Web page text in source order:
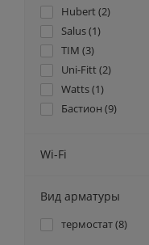
Hubert (2)
Salus (1)
TIM (3)
Uni-Fitt (2)
Watts (1)
Бастион (9)
Wi-Fi
Вид арматуры
термостат (8)